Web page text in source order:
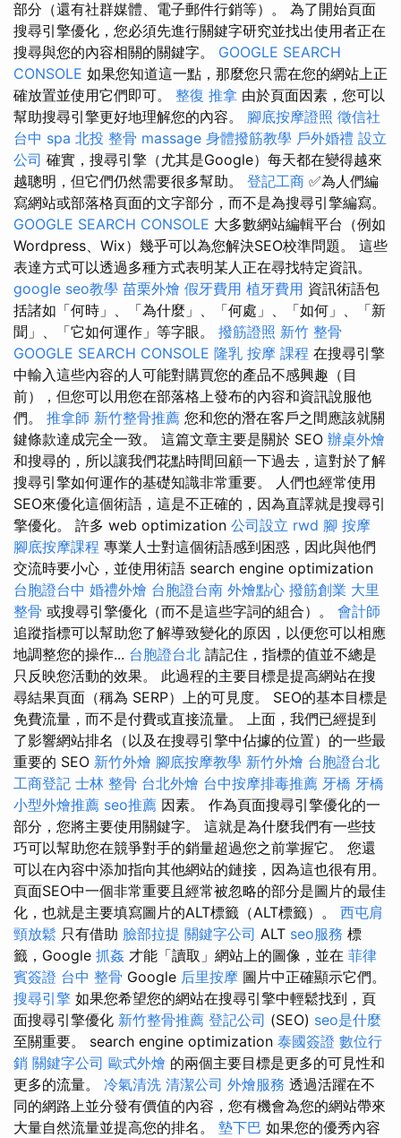
部分（還有社群媒體、電子郵件行銷等）。 為了開始頁面
搜尋引擎優化，您必須先進行關鍵字研究並找出使用者正在
搜尋與您的內容相關的關鍵字。 GOOGLE SEARCH
CONSOLE 如果您知道這一點，那麼您只需在您的網站上正
確放置並使用它們即可。 整復 推拿 由於頁面因素，您可以
幫助搜尋引擎更好地理解您的內容。 腳底按摩證照 徵信社
台中 spa 北投 整骨 massage 身體撥筋教學 戶外婚禮 設立
公司 確實，搜尋引擎（尤其是Google）每天都在變得越來
越聰明，但它們仍然需要很多幫助。 登記工商 ✅為人們編
寫網站或部落格頁面的文字部分，而不是為搜尋引擎編寫。
GOOGLE SEARCH CONSOLE 大多數網站編輯平台（例如
Wordpress、Wix）幾乎可以為您解決SEO校準問題。 這些
表達方式可以透過多種方式表明某人正在尋找特定資訊。
google seo教學 苗栗外燴 假牙費用 植牙費用 資訊術語包
括諸如「何時」、「為什麼」、「何處」、「如何」、「新
聞」、「它如何運作」等字眼。 撥筋證照 新竹 整骨
GOOGLE SEARCH CONSOLE 隆乳 按摩 課程 在搜尋引擎
中輸入這些內容的人可能對購買您的產品不感興趣（目
前），但您可以用您在部落格上發布的內容和資訊說服他
們。 推拿師 新竹整骨推薦 您和您的潛在客戶之間應該就關
鍵條款達成完全一致。 這篇文章主要是關於 SEO 辦桌外燴
和搜尋的，所以讓我們花點時間回顧一下過去，這對於了解
搜尋引擎如何運作的基礎知識非常重要。 人們也經常使用
SEO來優化這個術語，這是不正確的，因為直譯就是搜尋引
擎優化。 許多 web optimization 公司設立 rwd 腳 按摩
腳底按摩課程 專業人士對這個術語感到困惑，因此與他們
交流時要小心，並使用術語 search engine optimization
台胞證台中 婚禮外燴 台胞證台南 外燴點心 撥筋創業 大里
整骨 或搜尋引擎優化（而不是這些字詞的組合）。 會計師
追蹤指標可以幫助您了解導致變化的原因，以便您可以相應
地調整您的操作... 台胞證台北 請記住，指標的值並不總是
只反映您活動的效果。 此過程的主要目標是提高網站在搜
尋結果頁面（稱為 SERP）上的可見度。 SEO的基本目標是
免費流量，而不是付費或直接流量。 上面，我們已經提到
了影響網站排名（以及在搜尋引擎中佔據的位置）的一些最
重要的 SEO 新竹外燴 腳底按摩教學 新竹外燴 台胞證台北
工商登記 士林 整骨 台北外燴 台中按摩排毒推薦 牙橋 牙橋
小型外燴推薦 seo推薦 因素。 作為頁面搜尋引擎優化的一
部分，您將主要使用關鍵字。 這就是為什麼我們有一些技
巧可以幫助您在競爭對手的銷量超過您之前掌握它。 您還
可以在內容中添加指向其他網站的鏈接，因為這也很有用。
頁面SEO中一個非常重要且經常被忽略的部分是圖片的最佳
化，也就是主要填寫圖片的ALT標籤（ALT標籤）。 西屯肩
頸放鬆 只有借助 臉部拉提 關鍵字公司 ALT seo服務 標
籤，Google 抓姦 才能「讀取」網站上的圖像，並在 菲律
賓簽證 台中 整骨 Google 后里按摩 圖片中正確顯示它們。
搜尋引擎 如果您希望您的網站在搜尋引擎中輕鬆找到，頁
面搜尋引擎優化 新竹整骨推薦 登記公司 (SEO) seo是什麼
至關重要。 search engine optimization 泰國簽證 數位行
銷 關鍵字公司 歐式外燴 的兩個主要目標是更多的可見性和
更多的流量。 冷氣清洗 清潔公司 外燴服務 透過活躍在不
同的網路上並分發有價值的內容，您有機會為您的網站帶來
大量自然流量並提高您的排名。 墊下巴 如果您的優秀內容